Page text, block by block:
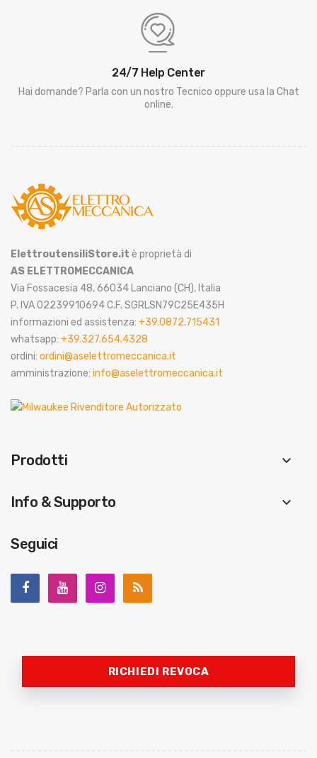
24/7 Help Center
Hai domande? Parla con un nostro Tecnico oppure usa la Chat
online.
ElettroutensiliStore.it è proprietà di
AS ELETTROMECCANICA
Via Fossacesia 48, 66034 Lanciano (CH), Italia
P. IVA 02239910694 C.F. SGRLSN79C25E435H
informazioni ed assistenza: +39.0872.715431
whatsapp: +39.327.654.4328
ordini: ordini@aselettromeccanica.it
amministrazione: info@aselettromeccanica.it
Prodotti keyboard_arrow_down
Info & Supporto keyboard_arrow_down
Seguici
RICHIEDI REVOCA